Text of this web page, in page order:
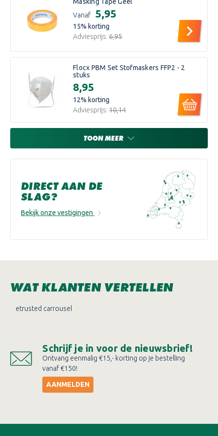
Masking Tape Geel
Vanaf
€5,95
15% korting
Adviesprijs: €6,95
Flocx PBM Set Stofmaskers FFP2 - 2
stuks
€8,95
12% korting
Adviesprijs: €10,14
TOON MEER
DIRECT AAN DE
SLAG?
Bekijk onze vestigingen
WAT KLANTEN VERTELLEN
etrusted carrousel
Schrijf je in voor de nieuwsbrief!
Ontvang eenmalig €15,- korting op je bestelling
vanaf €150!
AANMELDEN